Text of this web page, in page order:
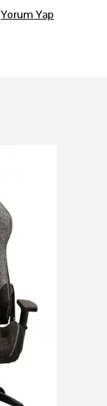
Yorum Yap